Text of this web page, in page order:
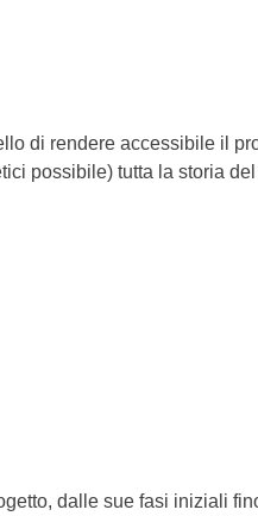
di rendere accessibile il
possibile) tutta la storia
dalle sue fasi iniziali